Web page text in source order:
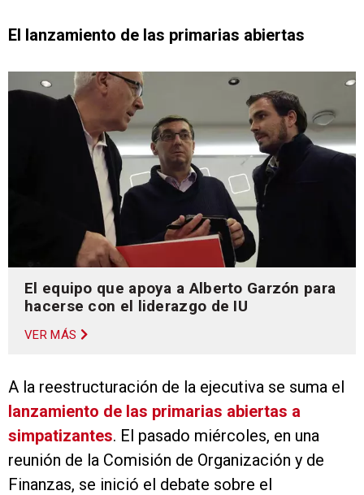
El lanzamiento de las primarias abiertas
El equipo que apoya a Alberto Garzón para
hacerse con el liderazgo de IU
VER MÁS
A la reestructuración de la ejecutiva se suma el
lanzamiento de las primarias abiertas a
simpatizantes. El pasado miércoles, en una
reunión de la Comisión de Organización y de
Finanzas, se inició el debate sobre el